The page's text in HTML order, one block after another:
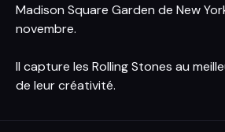
Madison Square Garden de New
novembre.
Il capture les Rolling Stones au
de leur créativité.